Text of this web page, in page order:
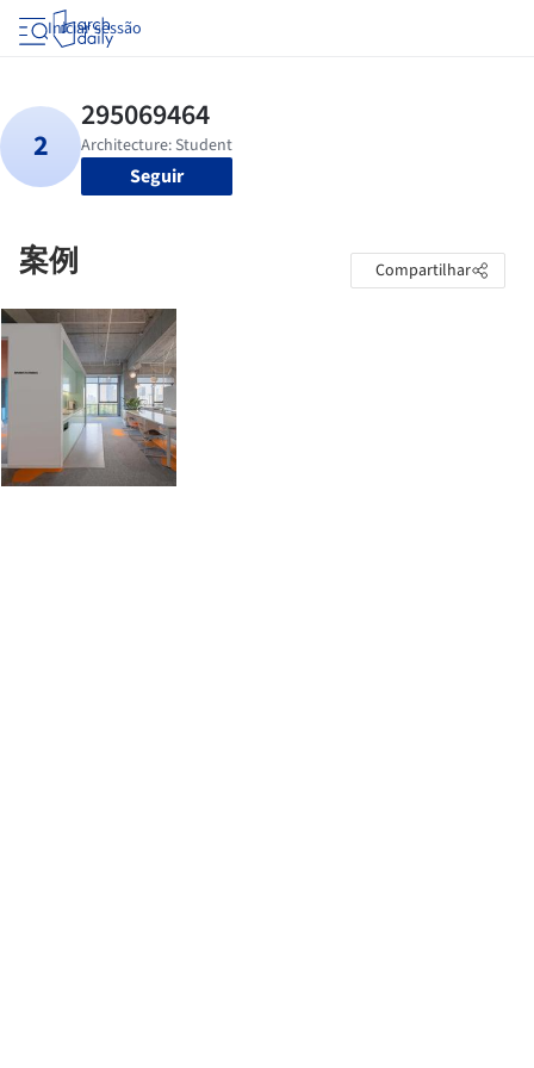
Iniciar sessão
Seguir
案例 Compartilhar